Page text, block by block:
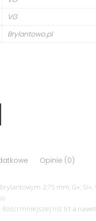
VG
Brylantowo.pl
Opinie (0)
2,75 mm, G+, SI+,
mniejszej niż 1ct a